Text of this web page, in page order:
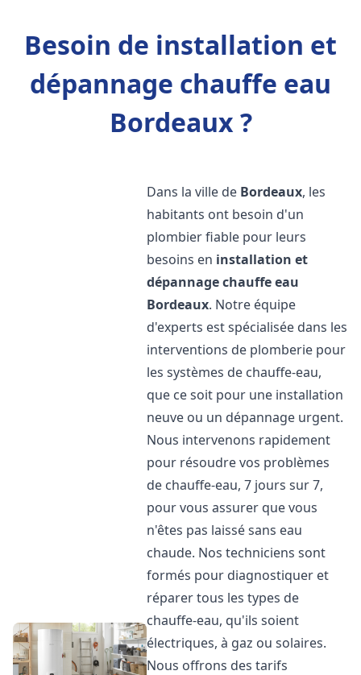
Besoin de installation et
dépannage chauffe eau
Bordeaux ?
Dans la ville de Bordeaux, les
habitants ont besoin d'un
plombier fiable pour leurs
besoins en installation et
dépannage chauffe eau
Bordeaux. Notre équipe
d'experts est spécialisée dans les
interventions de plomberie pour
les systèmes de chauffe-eau,
que ce soit pour une installation
neuve ou un dépannage urgent.
Nous intervenons rapidement
pour résoudre vos problèmes
de chauffe-eau, 7 jours sur 7,
pour vous assurer que vous
n'êtes pas laissé sans eau
chaude. Nos techniciens sont
formés pour diagnostiquer et
réparer tous les types de
chauffe-eau, qu'ils soient
électriques, à gaz ou solaires.
Nous offrons des tarifs